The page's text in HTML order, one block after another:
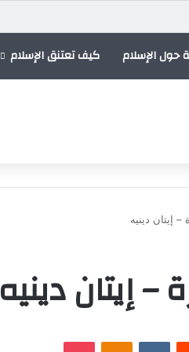
حول الإسلام كيف تعتنق الإسلام
إيتان دينيه
– إيتان دينيه